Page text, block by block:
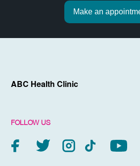
Make an
ABC Health Clinic
FOLLOW US